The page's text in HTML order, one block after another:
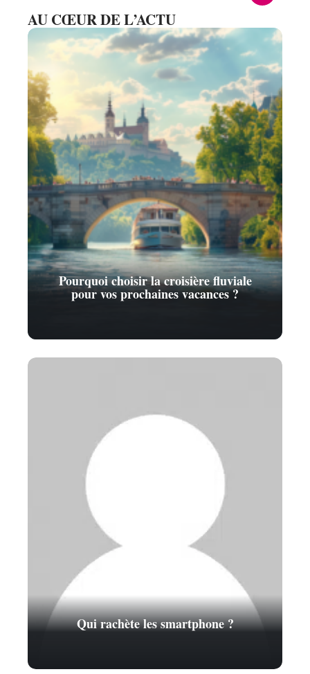
AU CŒUR DE L’ACTU
Pourquoi choisir la croisière fluviale
pour vos prochaines vacances ?
Qui rachète les smartphone ?